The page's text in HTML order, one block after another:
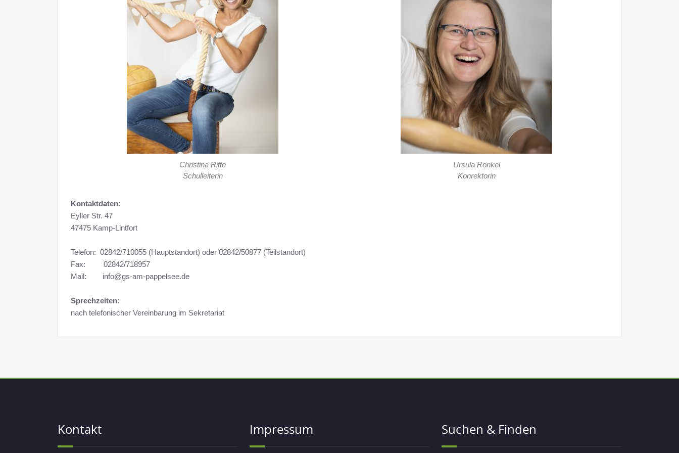
Christina Ritte
Schulleiterin
Ursula Ronkel
Konrektorin
Kontaktdaten:
Eyller Str. 47
47475 Kamp-Lintfort
Telefon: 02842/710055 (Hauptstandort) oder 02842/50877 (Teilstandort)
Fax: 02842/718957
Mail: info@gs-am-pappelsee.de
Sprechzeiten:
nach telefonischer Vereinbarung im Sekretariat
Kontakt Impressum Suchen & Finden